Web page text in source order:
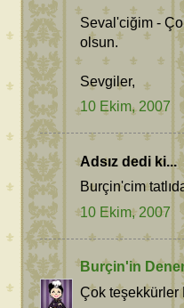
Seval'ciğim -
olsun.
Sevgiler,
10 Ekim, 2007
Adsız dedi ki...
Burçin'cim
10 Ekim, 2007
Burçin'in
Çok teşekkürler